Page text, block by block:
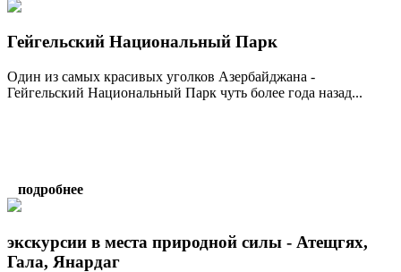
Гейгельский Национальный Парк
Один из самых красивых уголков Азербайджана -
Гейгельский Национальный Парк чуть более года назад...
подробнее
экскурсии в места природной силы - Атещгях,
Гала, Янардаг